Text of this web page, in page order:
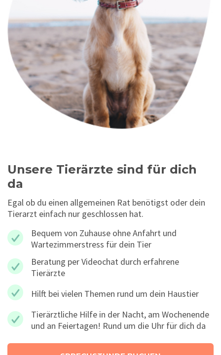
Unsere Tierärzte sind für dich
da
Egal ob du einen allgemeinen Rat benötigst oder dein
Tierarzt einfach nur geschlossen hat.
Bequem von Zuhause ohne Anfahrt und
Wartezimmerstress für dein Tier
Beratung per Videochat durch erfahrene
Tierärzte
Hilft bei vielen Themen rund um dein Haustier
Tierärztliche Hilfe in der Nacht, am Wochenende
und an Feiertagen! Rund um die Uhr für dich da